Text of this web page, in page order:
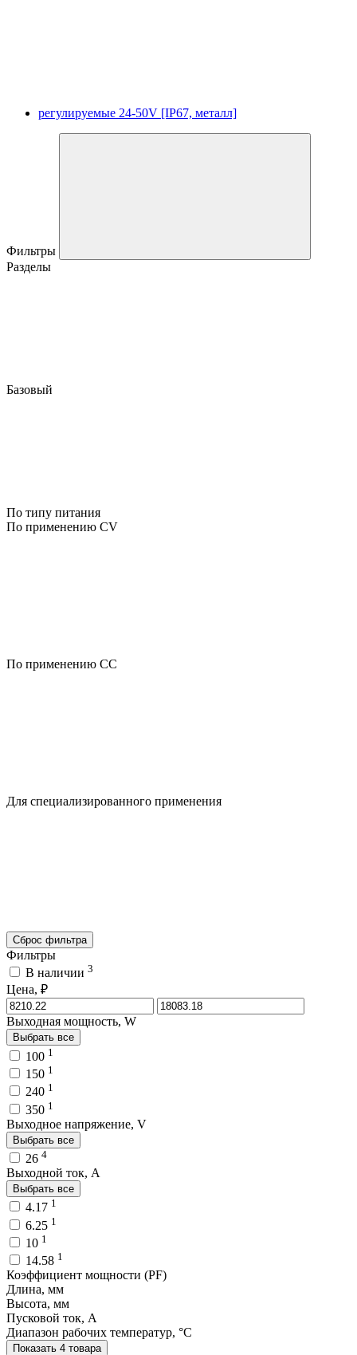
регулируемые 24-50V [IP67, металл]
Фильтры
Разделы
Базовый
По типу питания
По применению CV
По применению CC
Для специализированного применения
Сброс фильтра
Фильтры
В наличии 3
Цена, ₽
Выходная мощность, W
Выбрать все
100 1
150 1
240 1
350 1
Выходное напряжение, V
Выбрать все
26 4
Выходной ток, A
Выбрать все
4.17 1
6.25 1
10 1
14.58 1
Коэффициент мощности (PF)
Длина, мм
Высота, мм
Пусковой ток, A
Диапазон рабочих температур, °C
Показать 4 товара